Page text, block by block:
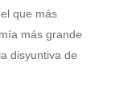
que más
más grande
disyuntiva de